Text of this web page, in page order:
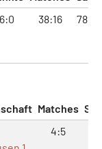
6:0 38:16 78:36
Matches
4:5